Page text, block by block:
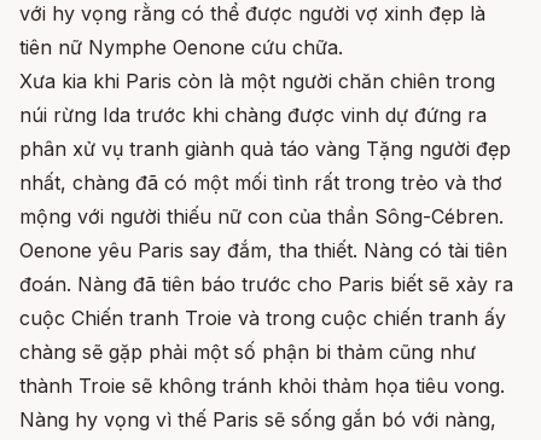
với hy vọng rằng có thể được người vợ xinh đẹp là
tiên nữ Nymphe Oenone cứu chữa.
Xưa kia khi Paris còn là một người chăn chiên trong
núi rừng Ida trước khi chàng được vinh dự đứng ra
phân xử vụ tranh giành quả táo vàng Tặng người đẹp
nhất, chàng đã có một mối tình rất trong trẻo và thơ
mộng với người thiếu nữ con của thần Sông-Cébren.
Oenone yêu Paris say đắm, tha thiết. Nàng có tài tiên
đoán. Nàng đã tiên báo trước cho Paris biết sẽ xảy ra
cuộc Chiến tranh Troie và trong cuộc chiến tranh ấy
chàng sẽ gặp phải một số phận bi thảm cũng như
thành Troie sẽ không tránh khỏi thảm họa tiêu vong.
Nàng hy vọng vì thế Paris sẽ sống gắn bó với nàng,